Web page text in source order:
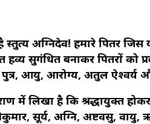
स्तुत्य अग्निदेव! हमारे पितर
हव्य सुगंधित बनाकर पितरों को
आयु, आरोग्य, अतुल ऐश्वर्य
में लिखा है कि श्रद्धायुक्त होकर
सूर्य, अग्नि, अष्टवसु,